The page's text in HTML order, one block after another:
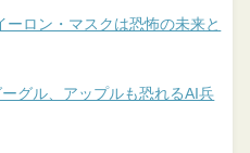
ロン・マスクは恐怖の未来と
グル、アップルも恐れるAI兵